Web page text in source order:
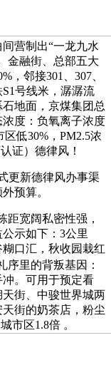
营制出“一龙九水
金融街、总部五大
，邻接301、307、
号线米，潺潺流
地面，京煤集团总
度：负氧离子浓度
低30%，PM2.5浓
证）德律风！
更新德律风办事渠
预算。
宽阔私密性强，
示如下：3公里
口汇，秋收园栽红
序里的背叛基因：
。可用于预定看
街、中骏世界城两
街的奶茶店，粉尘
市区1.8倍 。